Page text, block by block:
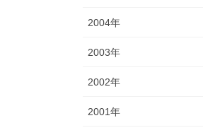
2004年
2003年
2002年
2001年